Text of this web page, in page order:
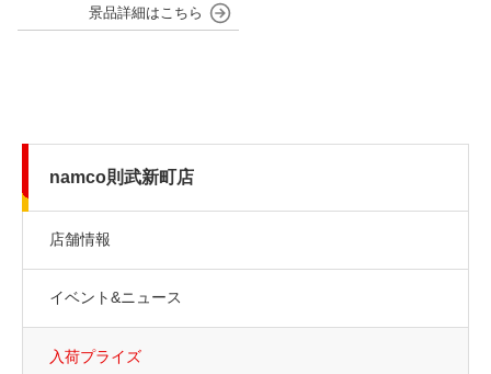
namco則武新町店
店舗情報
イベント&ニュース
入荷プライズ